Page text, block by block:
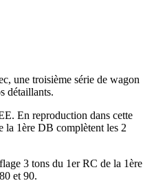
une troisième série de wagon
détaillants.
En reproduction dans cette
la 1ère DB complètent les 2
3 tons du 1er RC de la 1ère
et 90.